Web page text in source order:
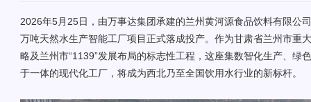
2026年5月25日，由万事达集团承建的兰州黄河源食品饮料有限公
万吨天然水生产智能工厂项目正式落成投产。作为甘肃省兰州市重
略及兰州市“1139”发展布局的标志性工程，这座集数智化生产、绿
于一体的现代化工厂，将成为西北乃至全国饮用水行业的新标杆。